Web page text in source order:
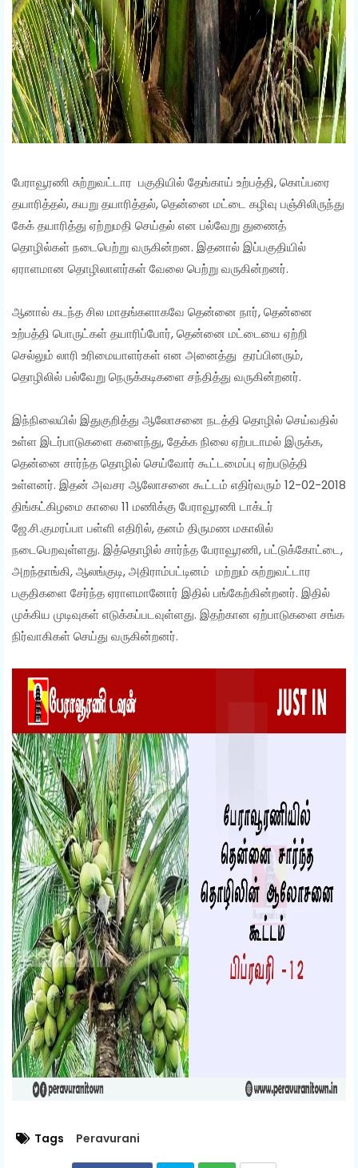
பேராவூரணி சுற்றுவட்டார பகுதியில் தேங்காய் உற்பத்தி, கொப்பரை
தயாரித்தல், கயறு தயாரித்தல், தென்னை மட்டை கழிவு பஞ்சிலிருந்து
கேக் தயாரித்து ஏற்றுமதி செய்தல் என பல்வேறு துணைத்
தொழில்கள் நடைபெற்று வருகின்றன. இதனால் இப்பகுதியில்
ஏராளமான தொழிலாளர்கள் வேலை பெற்று வருகின்றனர்.
ஆனால் கடந்த சில மாதங்களாகவே தென்னை நார், தென்னை
உற்பத்தி பொருட்கள் தயாரிப்போர், தென்னை மட்டையை ஏற்றி
செல்லும் லாரி உரிமையாளர்கள் என அனைத்து தரப்பினரும்,
தொழிலில் பல்வேறு நெருக்கடிகளை சந்தித்து வருகின்றனர்.
இந்நிலையில் இதுகுறித்து ஆலோசனை நடத்தி தொழில் செய்வதில்
உள்ள இடர்பாடுகளை களைந்து, தேக்க நிலை ஏற்படாமல் இருக்க,
தென்னை சார்ந்த தொழில் செய்வோர் கூட்டமைப்பு ஏற்படுத்தி
உள்ளனர். இதன் அவசர ஆலோசனை கூட்டம் எதிர்வரும் 12-02-2018
திங்கட்கிழமை காலை 11 மணிக்கு பேராவூரணி டாக்டர்
ஜே.சி.குமரப்பா பள்ளி எதிரில், தனம் திருமண மகாலில்
நடைபெறவுள்ளது. இத்தொழில் சார்ந்த பேராவூரணி, பட்டுக்கோட்டை,
அறந்தாங்கி, ஆலங்குடி, அதிராம்பட்டினம் மற்றும் சுற்றுவட்டார
பகுதிகளை சேர்ந்த ஏராளமானோர் இதில் பங்கேற்கின்றனர். இதில்
முக்கிய முடிவுகள் எடுக்கப்படவுள்ளது. இதற்கான ஏற்பாடுகளை சங்க
நிர்வாகிகள் செய்து வருகின்றனர்.
Tags Peravurani